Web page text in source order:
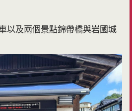
以及兩個景點錦帶橋與岩國城